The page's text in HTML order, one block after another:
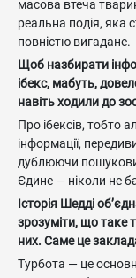
масова втеча
реальна подія, яка
повністю вигадане.
Щоб назбирати
ібекс, мабуть,
навіть ходили до
Про ібексів, тобто
інформації,
дублюючи
Єдине — ніколи не
Історія Шедді
зрозуміти, що таке
них. Саме це
Турбота — це